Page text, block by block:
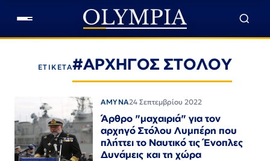
ΕΤΙΚΕΤΑ#ΑΡΧΗΓΟΣ ΣΤΟΛΟΥ
ΑΜΥΝΑ24 Σεπτεμβρίου 2022
Άρθρο "μαχαιριά" για τον
αρχηγό Στόλου Λυμπέρη που
πλήττει το Ναυτικό τις Ένοπλες
Δυνάμεις και τη χώρα